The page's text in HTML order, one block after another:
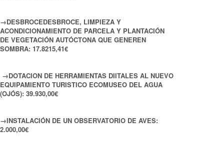
→DESBROCEDESBROCE, LIMPIEZA Y
ACONDICIONAMIENTO DE PARCELA Y PLANTACIÓN
DE VEGETACIÓN AUTÓCTONA QUE GENEREN
SOMBRA: 17.8215,41€
→DOTACION DE HERRAMIENTAS DIITALES AL NUEVO
EQUIPAMIENTO TURISTICO ECOMUSEO DEL AGUA
(OJÓS): 39.930,00€
→INSTALACIÓN DE UN OBSERVATORIO DE AVES:
2.000,00€